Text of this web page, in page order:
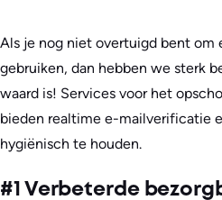
Als je nog niet overtuigd bent om
gebruiken, dan hebben we sterk
waard is! Services voor het
bieden realtime e-mailverificatie
hygiënisch te houden.
#1 Verbeterde